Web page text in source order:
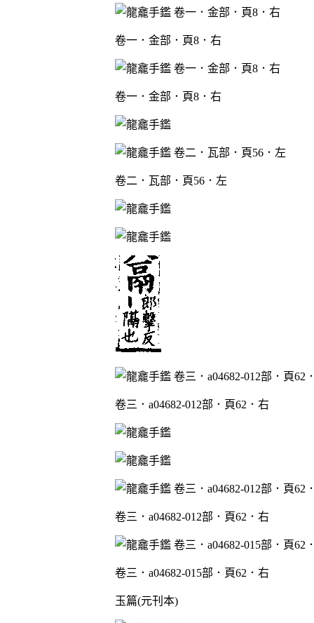
卷一．金部．頁8．右
卷一．金部．頁8．右
卷二．瓦部．頁56．左
卷三．a04682-012部．頁62．右
卷三．a04682-012部．頁62．右
卷三．a04682-015部．頁62．右
玉篇(元刊本)